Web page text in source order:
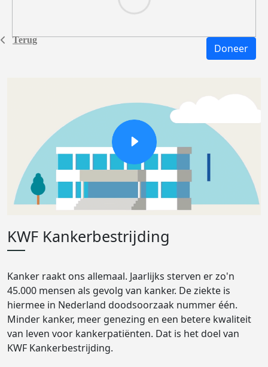
Terug
Doneer
KWF Kankerbestrijding
Kanker raakt ons allemaal. Jaarlijks sterven er zo'n
45.000 mensen als gevolg van kanker. De ziekte is
hiermee in Nederland doodsoorzaak nummer één.
Minder kanker, meer genezing en een betere kwaliteit
van leven voor kankerpatiënten. Dat is het doel van
KWF Kankerbestrijding.